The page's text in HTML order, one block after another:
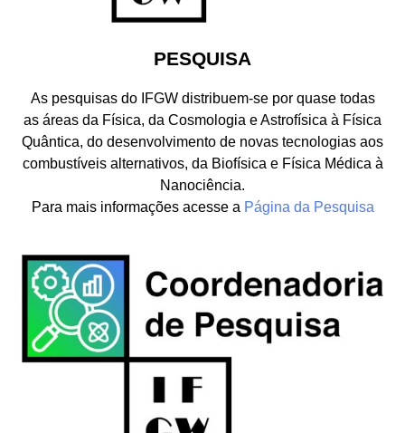
PESQUISA
As pesquisas do IFGW distribuem-se por quase todas
as áreas da Física, da Cosmologia e Astrofísica à Física
Quântica, do desenvolvimento de novas tecnologias aos
combustíveis alternativos, da Biofísica e Física Médica à
Nanociência.
Para mais informações acesse a Página da Pesquisa